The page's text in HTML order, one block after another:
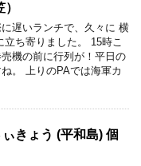
遅いランチで、久々に 横
ち寄りました。 15時こ
機の前に行列が！平日の
。 上りのPAでは海軍カ
きょう (平和島) 個